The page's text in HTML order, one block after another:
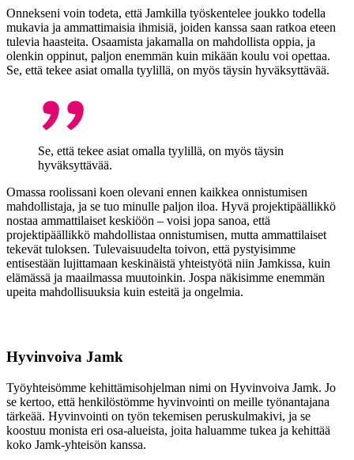
Onnekseni voin todeta, että Jamkilla työskentelee joukko todella
mukavia ja ammattimaisia ihmisiä, joiden kanssa saan ratkoa eteen
tulevia haasteita. Osaamista jakamalla on mahdollista oppia, ja
olenkin oppinut, paljon enemmän kuin mikään koulu voi opettaa.
Se, että tekee asiat omalla tyylillä, on myös täysin hyväksyttävää.
Se, että tekee asiat omalla tyylillä, on myös täysin
hyväksyttävää.
Omassa roolissani koen olevani ennen kaikkea onnistumisen
mahdollistaja, ja se tuo minulle paljon iloa. Hyvä projektipäällikkö
nostaa ammattilaiset keskiöön – voisi jopa sanoa, että
projektipäällikkö mahdollistaa onnistumisen, mutta ammattilaiset
tekevät tuloksen. Tulevaisuudelta toivon, että pystyisimme
entisestään lujittamaan keskinäistä yhteistyötä niin Jamkissa, kuin
elämässä ja maailmassa muutoinkin. Jospa näkisimme enemmän
upeita mahdollisuuksia kuin esteitä ja ongelmia.
Hyvinvoiva Jamk
Työyhteisömme kehittämisohjelman nimi on Hyvinvoiva Jamk. Jo
se kertoo, että henkilöstömme hyvinvointi on meille työnantajana
tärkeää. Hyvinvointi on työn tekemisen peruskulmakivi, ja se
koostuu monista eri osa-alueista, joita haluamme tukea ja kehittää
koko Jamk-yhteisön kanssa.